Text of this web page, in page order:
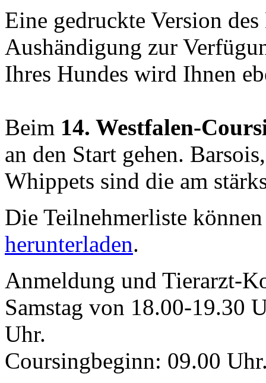
Eine gedruckte Version
Aushändigung zur
Ihres Hundes wird Ihnen
Beim 14. Westfalen-
an den Start gehen.
Whippets sind die am
Die Teilnehmerliste
herunterladen.
Anmeldung und Tierarzt-
Samstag von 18.00-19.30
Uhr.
Coursingbeginn: 09.00